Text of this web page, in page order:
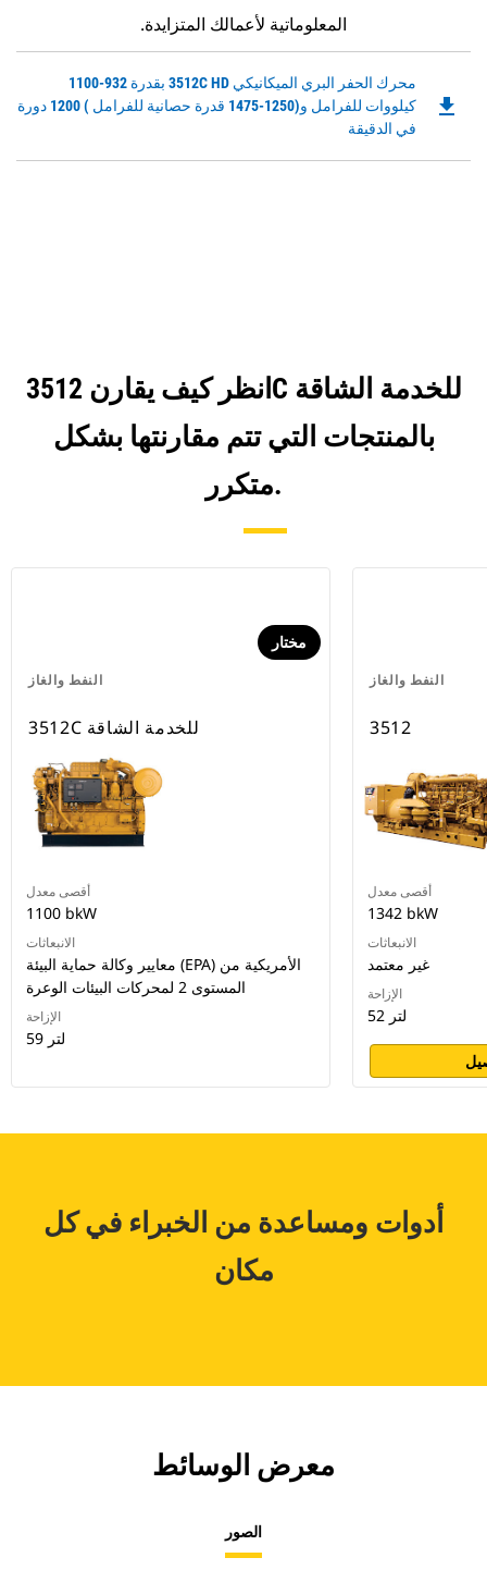
المعلوماتية لأعمالك المتزايدة.
محرك الحفر البري الميكانيكي 3512C HD بقدرة 932-1100
كيلووات للفرامل و(1250-1475 قدرة حصانية للفرامل ) 1200 دورة
في الدقيقة
Downloadable
PDF
file_download
انظر كيف يقارن 3512C للخدمة الشاقة
بالمنتجات التي تتم مقارنتها بشكل
متكرر.
النفط والغاز
مختار
3512C للخدمة الشاقة
أقصى معدل
1100 bkW
الانبعاثات
معايير وكالة حماية البيئة (EPA) الأمريكية من
المستوى 2 لمحركات البيئات الوعرة
الإزاحة
59 لتر
النفط والغاز
3512
أقصى معدل
1342 bkW
الانبعاثات
غير معتمد
الإزاحة
52 لتر
أدوات ومساعدة من الخبراء في كل
مكان
معرض الوسائط
الصور